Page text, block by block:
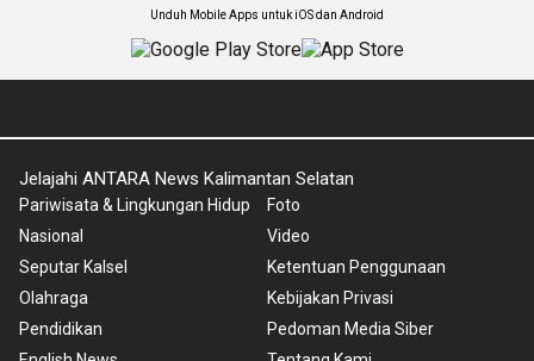
perusahaan, hadirkan 1.145
lowongan kerja
peredaran 172,4 kg sabu
jaringan lintas provinsi
Infografik
Unduh Mobile Apps untuk iOS dan Android